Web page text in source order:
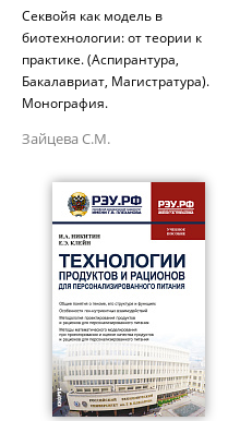
Секвойя как модель в
биотехнологии: от теории к
практике. (Аспирантура,
Бакалавриат, Магистратура).
Монография.
Зайцева С.М.